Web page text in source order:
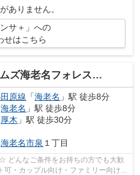
ありません。
ンサ＋」への
せはこちら
老名フォレストプレミア
原線 「海老名 」駅 徒歩8分
海老名 」駅 徒歩8分
厚木 」駅 徒歩30分
海老名市泉 １丁目
んなご条件をお持ちの方でも大歓
・カップル向け・ファミリー向け・